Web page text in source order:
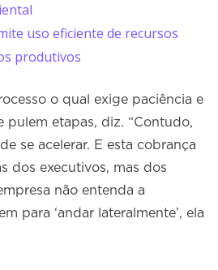
uso eficiente de recursos
produtivos
o qual exige paciência e
pulem etapas, diz. “Contudo,
se acelerar. E esta cobrança
dos executivos, mas dos
não entenda a
para ‘andar lateralmente’, ela